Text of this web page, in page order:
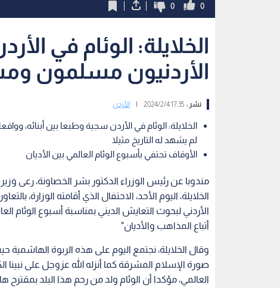
0
0
الخلايلة: الوئام في
الأردنيون مسلمون
نشر :17:35 2024/2/4 الأردن
الخلايلة: الوئام في الأردن سجية وطبعا بين أبنائه،
لم يشهد له التاريخ مثيلا
الأوقاف تحتفي بأسبوع الوئام العالمي بين الأديان
مندوبا عن رئيس الوزراء الدكتور بشر الخصاونة، رعى
الخلايلة، اليوم الأحد، الاحتفال الذي أقامته الوزارة،
الأردني لبحوث التعايش الديني بمناسبة أسبوع الوئام
أتباع المذاهب والأديان"
وقال الخلايلة، نجتمع اليوم على هذه الربوة
صورة الإسلام المشرقة كما أنزله الله عزوجل على نبينا
العالمي، مؤكدا أن الوئام ولد من رحم هذا البلد